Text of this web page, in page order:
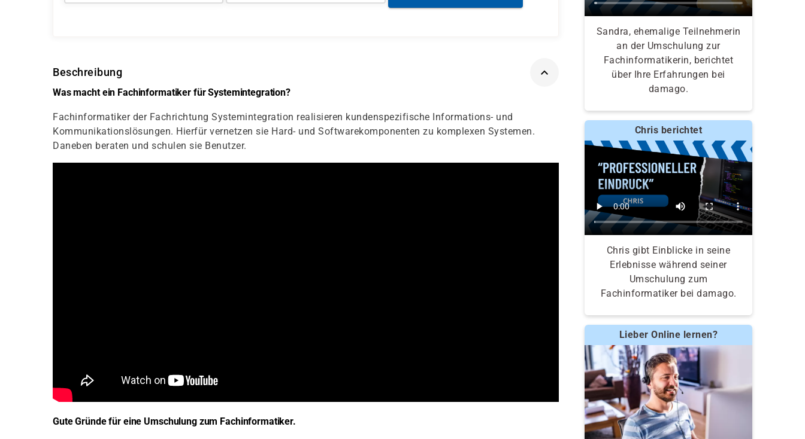
Beschreibung
Was macht ein Fachinformatiker für Systemintegration?
Fachinformatiker der Fachrichtung Systemintegration realisieren kundenspezifische Informations- und
Kommunikationslösungen. Hierfür vernetzen sie Hard- und Softwarekomponenten zu komplexen Systemen.
Daneben beraten und schulen sie Benutzer.
Gute Gründe für eine Umschulung zum Fachinformatiker.
Sandra, ehemalige Teilnehmerin
an der Umschulung zur
Fachinformatikerin, berichtet
über Ihre Erfahrungen bei
damago.
Chris berichtet
Chris gibt Einblicke in seine
Erlebnisse während seiner
Umschulung zum
Fachinformatiker bei damago.
Lieber Online lernen?